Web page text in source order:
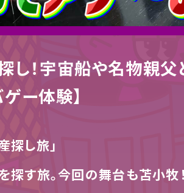
し！宇宙船や名物親
ー体験】
探し旅」
す旅。今回の舞台も苫小牧！